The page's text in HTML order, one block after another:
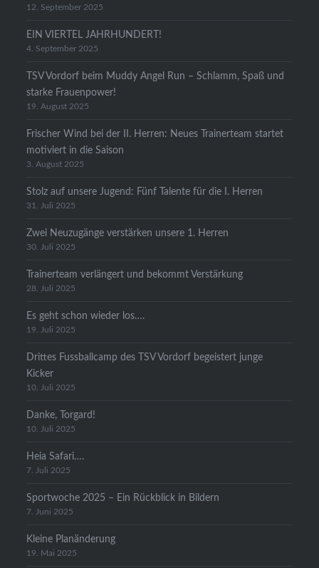
12. September 2025
EIN VIERTEL JAHRHUNDERT!
4. September 2025
TSV Vordorf beim Muddy Angel Run – Schlamm, Spaß und
starke Frauenpower!
19. August 2025
Frischer Wind bei der II. Herren: Neues Trainerteam startet
motiviert in die Saison
3. August 2025
Stolz auf unsere Jugend: Fünf Talente für die I. Herren
31. Juli 2025
Zwei Neuzugänge verstärken unsere 1. Herren
30. Juli 2025
Trainerteam verlängert und bekommt Verstärkung
28. Juli 2025
Es geht schon wieder los….
19. Juli 2025
Drittes Fussballcamp des TSV Vordorf begeistert junge
Kicker
10. Juli 2025
Danke, Torgard!
10. Juli 2025
Heia Safari….
7. Juli 2025
Sportwoche 2025 – Ein Rückblick in Bildern
7. Juni 2025
Kleine Planänderung
19. Mai 2025